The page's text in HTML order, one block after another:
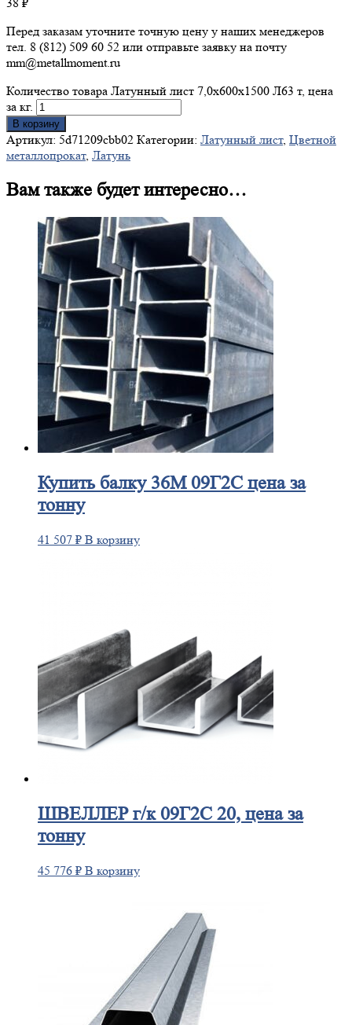
Перед заказам уточните точную цену у наших менеджеров
тел. 8 (812) 509 60 52 или отправьте заявку на почту
mm@metallmoment.ru
Количество товара Латунный лист 7,0х600х1500 Л63 т, цена
за кг.
В корзину
Артикул: 5d71209cbb02 Категории: Латунный лист, Цветной
металлопрокат, Латунь
Вам также будет интересно…
Купитьбалку 36М 09Г2С цена за
тонну
41 507 ₽ В корзину
ШВЕЛЛЕРг/к 09Г2С 20, цена за
тонну
45 776 ₽ В корзину